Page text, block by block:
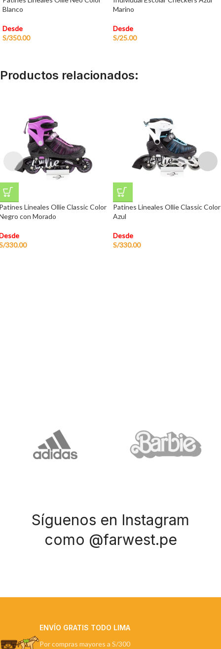
Blanco
Desde
S/350.00
Marino
Desde
S/25.00
Productos relacionados:
Lineales Ollie Classic Color
con Morado
330.00
Patines Lineales Ollie Classic Color
Azul
Desde
S/330.00
Síguenos en Instagram
como @farwest.pe
ENVÍO GRATIS TODO LIMA
Por compras mayores a S/300